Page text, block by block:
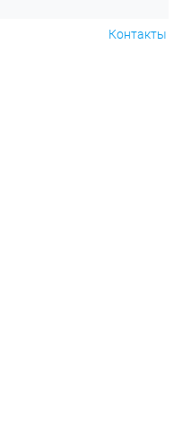
Контакты